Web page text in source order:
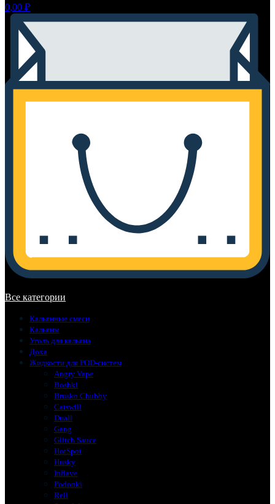
0,00 ₽
Все категории
Кальянные смеси
Кальяны
Уголь для кальяна
Доха
Жидкости для POD-систем
Angry Vape
Boshki
Brusko Chubby
Catswill
Duall
Gang
Glitch Sauce
HotSpot
Husky
Inflave
Podonki
Rell